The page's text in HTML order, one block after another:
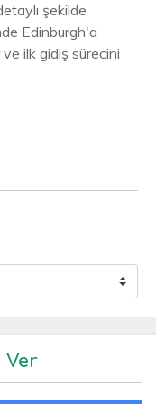
şekilde
Edinburgh'a
ilk gidiş sürecini
Ver